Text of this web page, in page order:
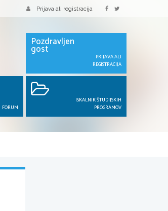
Prijava ali registracija
Pozdravljen
gost
PRIJAVA ALI
REGISTRACIJA
FORUM
ISKALNIK ŠTUDIJSKIH
PROGRAMOV